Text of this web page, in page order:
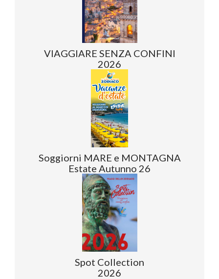
VIAGGIARE SENZA CONFINI
2026
Soggiorni MARE e MONTAGNA
Estate Autunno 26
Spot Collection
2026